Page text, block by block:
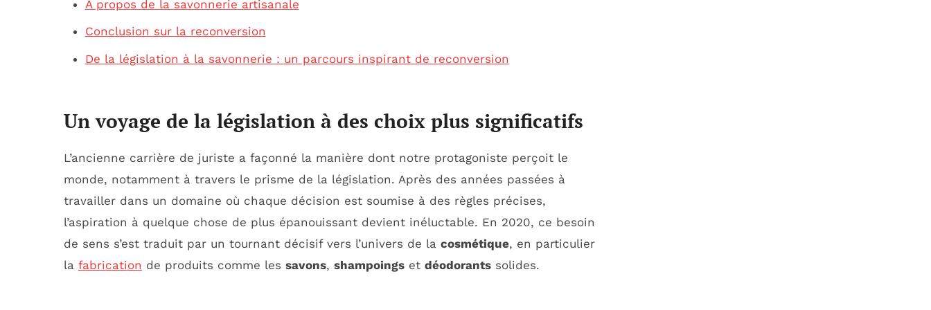
À propos de la savonnerie artisanale
Conclusion sur la reconversion
De la législation à la savonnerie : un parcours inspirant de reconversion
Un voyage de la législation à des choix plus significatifs
L’ancienne carrière de juriste a façonné la manière dont notre protagoniste perçoit le
monde, notamment à travers le prisme de la législation. Après des années passées à
travailler dans un domaine où chaque décision est soumise à des règles précises,
l’aspiration à quelque chose de plus épanouissant devient inéluctable. En 2020, ce besoin
de sens s’est traduit par un tournant décisif vers l’univers de la cosmétique, en particulier
la fabrication de produits comme les savons, shampoings et déodorants solides.